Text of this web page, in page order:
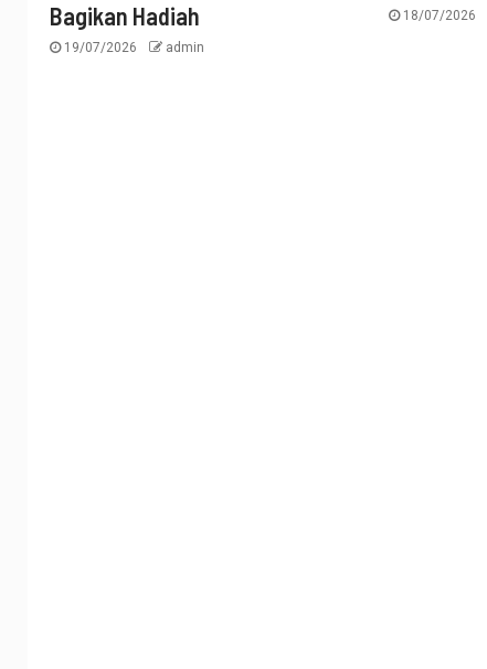
Bagikan Hadiah
19/07/2026 admin
18/07/2026